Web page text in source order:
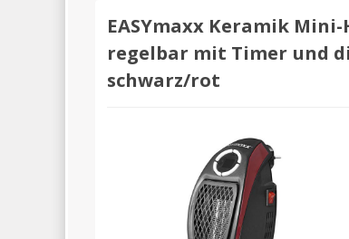
EASYmaxx Keramik
regelbar mit Timer und
schwarz/rot